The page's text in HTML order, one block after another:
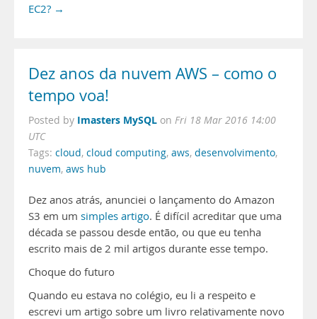
EC2? →
Dez anos da nuvem AWS – como o
tempo voa!
Posted by Imasters MySQL on Fri 18 Mar 2016 14:00
UTC
Tags: cloud, cloud computing, aws, desenvolvimento,
nuvem, aws hub
Dez anos atrás, anunciei o lançamento do Amazon
S3 em um simples artigo. É difícil acreditar que uma
década se passou desde então, ou que eu tenha
escrito mais de 2 mil artigos durante esse tempo.
Choque do futuro
Quando eu estava no colégio, eu li a respeito e
escrevi um artigo sobre um livro relativamente novo